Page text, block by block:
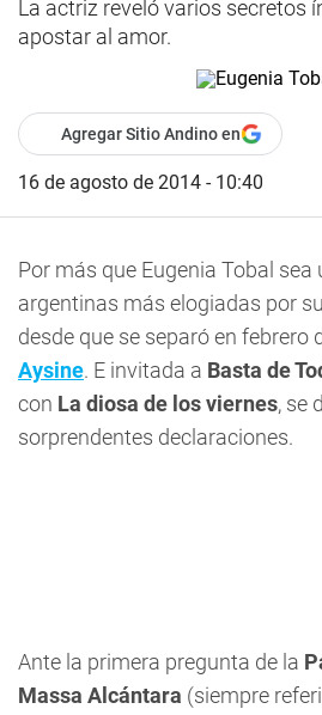
La actriz reveló varios secretos
apostar al amor.
Agregar Sitio Andino en
16 de agosto de 2014 - 10:40
Por más que Eugenia Tobal sea
argentinas más elogiadas por
desde que se separó en febrero
Aysine. E invitada a Basta de
con La diosa de los viernes, se
sorprendentes declaraciones.
Ante la primera pregunta de la
Massa Alcántara (siempre